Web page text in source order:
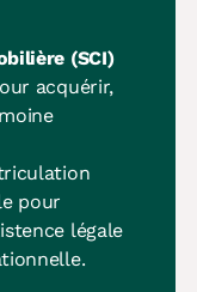
(SCI)
acquérir,
pour
légale